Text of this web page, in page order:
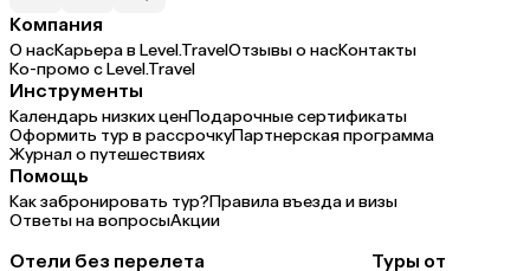
Компания
О насКарьера в Level.TravelОтзывы о насКонтакты
Ко-промо с Level.Travel
Инструменты
Календарь низких ценПодарочные сертификаты
Оформить тур в рассрочкуПартнерская программа
Журнал о путешествиях
Помощь
Как забронировать тур?Правила въезда и визы
Ответы на вопросыАкции
Отели без перелета Туры от